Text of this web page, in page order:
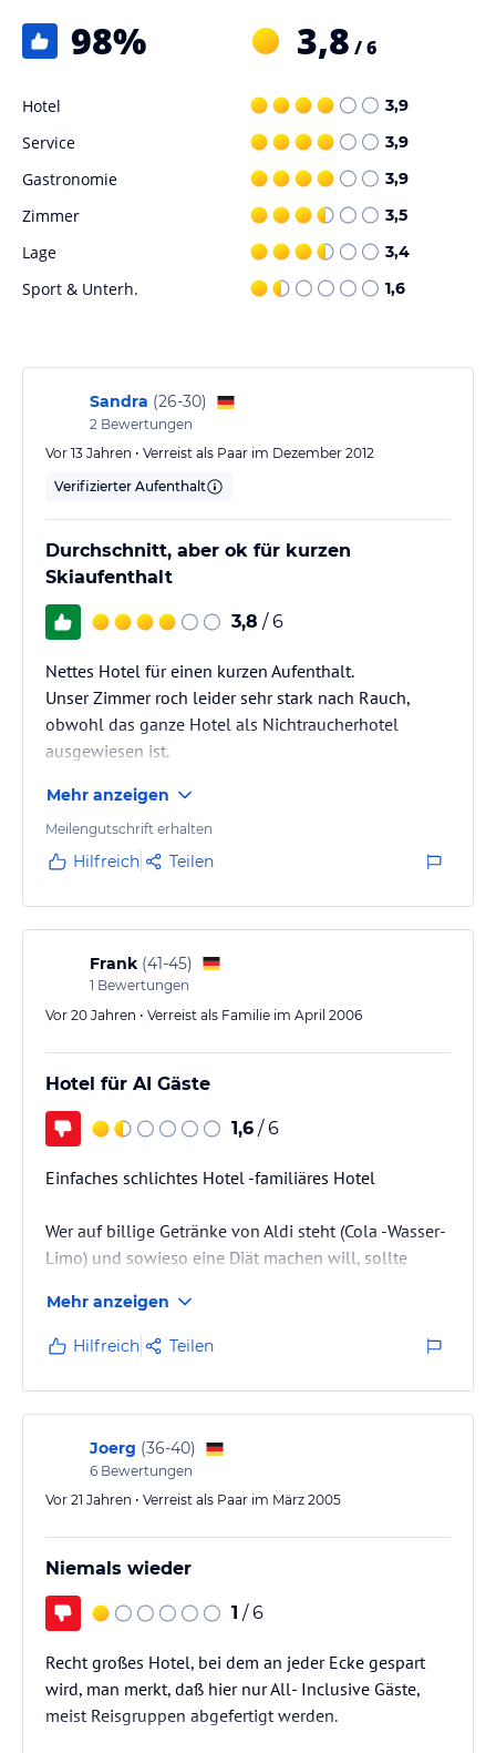
Möglichkeiten für Skifahren, Wandern und Radfahren. Ein Skiraum
mit Skischuhtrockner ist vorhanden.
Verfasst von HolidayCheck mit Hilfe von KI. Alle
Angaben ohne Gewähr. Bitte lies vor der Buchung die
verbindlichen
des jeweiligen Veranstalters.
98% 3,8 / 6
Hotel 3,9
Service 3,9
Gastronomie 3,9
Zimmer 3,5
Lage 3,4
Sport & Unterh. 1,6
Sandra (26-30)
2 Bewertungen
Vor 13 Jahren • Verreist als Paar im Dezember 2012
Verifizierter Aufenthalt
Durchschnitt, aber ok für kurzen
Skiaufenthalt
3,8 / 6
Nettes Hotel für einen kurzen Aufenthalt.
Unser Zimmer roch leider sehr stark nach Rauch,
obwohl das ganze Hotel als Nichtraucherhotel
ausgewiesen ist.
Duschabtrennung im Bad, so dass unweigerlich man
das gesamte Bad unter Wasser setzt wenn man eine
Dusche nimmt.
Mehr anzeigen
Meilengutschrift erhalten
Hilfreich Teilen
Frank (41-45)
1 Bewertungen
Vor 20 Jahren • Verreist als Familie im April 2006
Hotel für AI Gäste
1,6 / 6
Einfaches schlichtes Hotel -familiäres Hotel
Wer auf billige Getränke von Aldi steht (Cola -Wasser-
Limo) und sowieso eine Diät machen will, sollte
Mehr anzeigen
Hilfreich Teilen
Joerg (36-40)
6 Bewertungen
Vor 21 Jahren • Verreist als Paar im März 2005
Niemals wieder
1 / 6
Recht großes Hotel, bei dem an jeder Ecke gespart
wird, man merkt, daß hier nur All- Inclusive Gäste,
meist Reisgruppen abgefertigt werden.